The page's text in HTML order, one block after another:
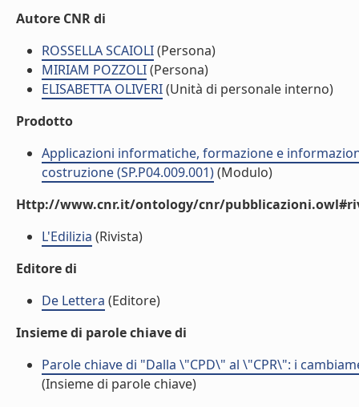
Autore CNR di
ROSSELLA SCAIOLI(Persona)
MIRIAM POZZOLI(Persona)
ELISABETTA OLIVERI(Unità di personale interno)
Prodotto
Applicazioni informatiche, formazione e
costruzione (SP.P04.009.001)(Modulo)
Http://www.cnr.it/ontology/cnr/
L'Edilizia (Rivista)
Editore di
De Lettera (Editore)
Insieme di parole chiave di
Parole chiave di "Dalla \"CPD\" al \"CPR\": i
(Insieme di parole chiave)